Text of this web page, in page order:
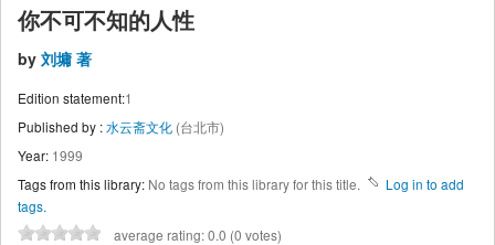
你不可不知的人性
by 刘墉 著
Edition statement:1
Published by :水云斋文化 (台北市)
Year: 1999
Tags from this library: No tags from this library for this title.
Log in to add
tags.
average rating: 0.0 (0 votes)